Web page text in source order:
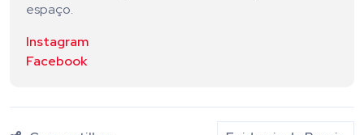
espaço.
Instagram
Facebook